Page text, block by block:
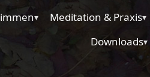
▾ Meditation & Praxis▾
Downloads▾